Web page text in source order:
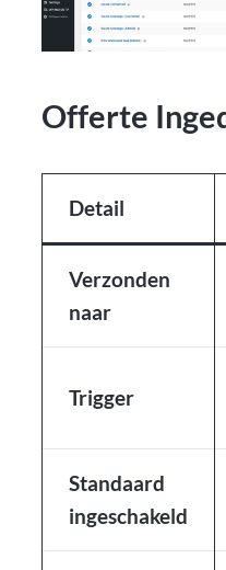
Offerte
Detail
Verzonden
naar
Trigger
Standaard
ingeschakeld